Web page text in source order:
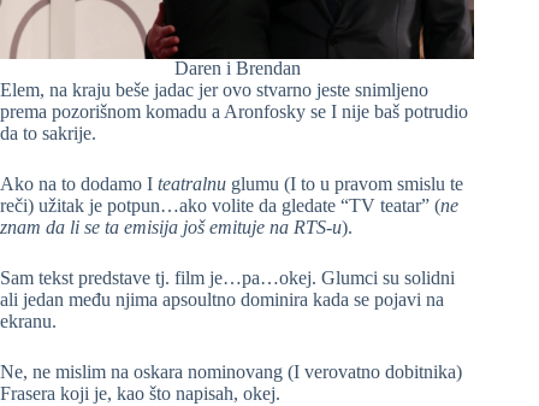
Daren i Brendan
Elem, na kraju beše jadac jer ovo stvarno jeste snimljeno
prema pozorišnom komadu a Aronfosky se I nije baš potrudio
da to sakrije.
Ako na to dodamo I teatralnu glumu (I to u pravom smislu te
reči) užitak je potpun…ako volite da gledate “TV teatar” (ne
znam da li se ta emisija još emituje na RTS-u).
Sam tekst predstave tj. film je…pa…okej. Glumci su solidni
ali jedan među njima apsoultno dominira kada se pojavi na
ekranu.
Ne, ne mislim na oskara nominovang (I verovatno dobitnika)
Frasera koji je, kao što napisah, okej.